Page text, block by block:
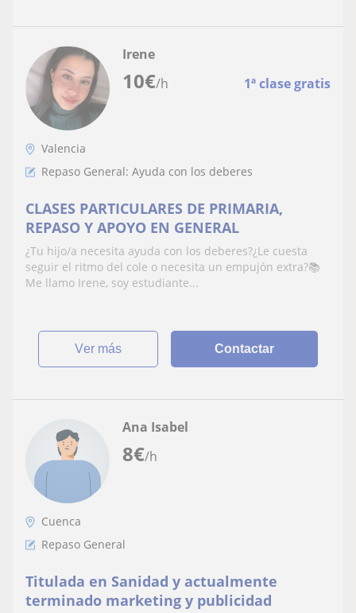
10€/h 1ª clase gratis
Irene
Valencia
Repaso General: Ayuda con los deberes
CLASES PARTICULARES DE PRIMARIA,
REPASO Y APOYO EN GENERAL
¿Tu hijo/a necesita ayuda con los deberes?¿Le cuesta
seguir el ritmo del cole o necesita un empujón extra?📚
Me llamo Irene, soy estudiante...
ver más Contactar
8€/h
Ana Isabel
Cuenca
Repaso General
Titulada en Sanidad y actualmente
terminado marketing y publicidad